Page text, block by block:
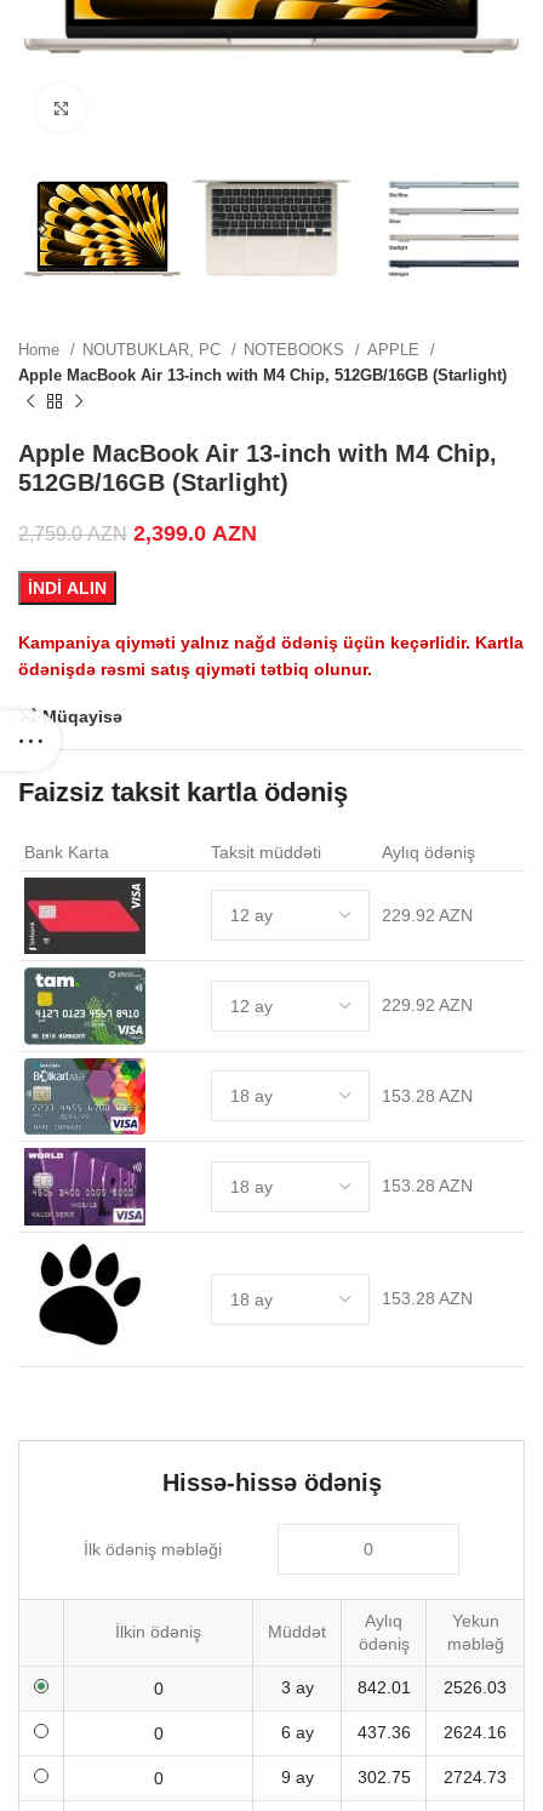
Home NOUTBUKLAR, PC NOTEBOOKS
APPLE
Apple MacBook Air 13-inch with M4 Chip, 512GB/16GB (Starlight)
Apple MacBook Air 13-inch with M4 Chip,
512GB/16GB (Starlight)
2,759.0AZN Original price was: 2,759.0 AZN.
2,399.0 AZN
İNDİ ALIN
Kampaniya qiyməti yalnız nağd ödəniş üçün keçərlidir. Kartla
ödənişdə rəsmi satış qiyməti tətbiq olunur.
Müqayisə
Faizsiz taksit kartla ödəniş
Bank Karta Taksit müddəti Aylıq ödəniş
229.92 AZN
229.92 AZN
153.28 AZN
153.28 AZN
153.28 AZN
Hissə-hissə ödəniş
İlk ödəniş məbləği
İlkin ödəniş Müddət
Aylıq
ödəniş
Yekun
məbləğ
3 ay 842.01 2526.03
6 ay 437.36 2624.16
9 ay 302.75 2724.73